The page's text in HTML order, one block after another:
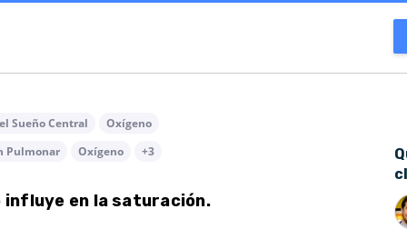
Sueño Central
Oxígeno
Pulmonar Oxígeno
+3
influye en la saturación.